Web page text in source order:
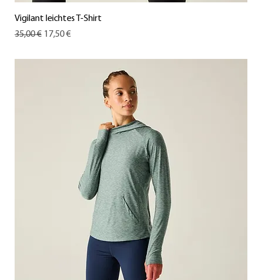
Vigilant leichtes T-Shirt
Standardpreis
35,00 € Sale-Preis
17,50 €